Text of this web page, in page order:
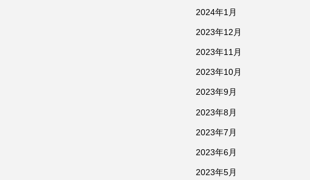
2024年1月
2023年12月
2023年11月
2023年10月
2023年9月
2023年8月
2023年7月
2023年6月
2023年5月